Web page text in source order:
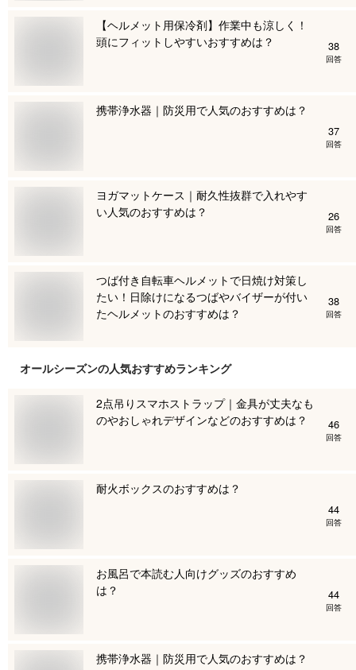
【ヘルメット用保冷剤】作業中も涼しく！
頭にフィットしやすいおすすめは？
38
回答
携帯浄水器｜防災用で人気のおすすめは？
37
回答
ヨガマットケース｜耐久性抜群で入れやす
い人気のおすすめは？
26
回答
つば付き自転車ヘルメットで日焼け対策し
たい！日除けになるつばやバイザーが付い
たヘルメットのおすすめは？
38
回答
オールシーズンの人気おすすめランキング
2点吊りスマホストラップ｜金具が丈夫なも
のやおしゃれデザインなどのおすすめは？
46
回答
耐火ボックスのおすすめは？
44
回答
お風呂で本読む人向けグッズのおすすめ
は？
44
回答
携帯浄水器｜防災用で人気のおすすめは？